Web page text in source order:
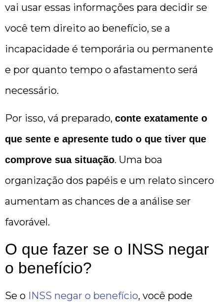
vai usar essas informações para decidir se
você tem direito ao benefício, se a
incapacidade é temporária ou permanente
e por quanto tempo o afastamento será
necessário.
Por isso, vá preparado, conte exatamente o
que sente e apresente tudo o que tiver que
comprove sua situação. Uma boa
organização dos papéis e um relato sincero
aumentam as chances de a análise ser
favorável.
O que fazer se o INSS negar
o benefício?
Se o INSS negar o benefício, você pode